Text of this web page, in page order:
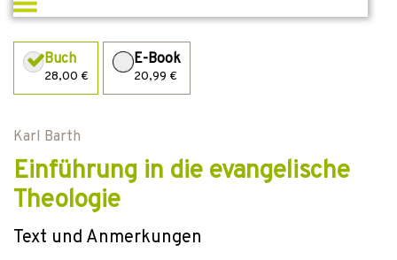
Buch
28,00 €
E-Book
20,99 €
Karl Barth
Einführung in die evangelische
Theologie
Text und Anmerkungen